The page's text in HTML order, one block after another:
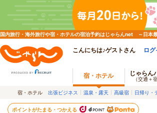
国内旅行・海外旅行や宿・ホテルの宿泊予約はじゃらんnet ～日本
こんにちは♪ゲストさん ロ
宿・ホテル じゃらん
（交通＋
宿・ホテル 出張ビジネス 温泉・露天 高級宿 日帰り・
ポイントがたまる・つかえる